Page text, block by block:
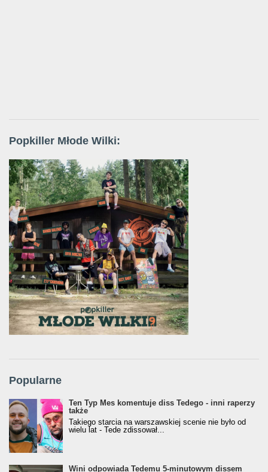
Popkiller Młode Wilki:
Popularne
Ten Typ Mes komentuje diss Tedego - inni raperzy
także
Takiego starcia na warszawskiej scenie nie było od
wielu lat - Tede zdissował...
Wini odpowiada Tedemu 5-minutowym dissem